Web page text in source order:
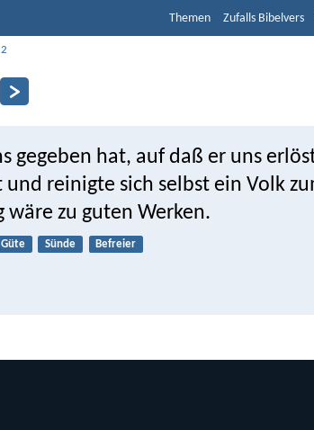
Themen Zufalls Bibelvers
2
gegeben hat, auf daß er uns
reinigte sich selbst ein Volk
wäre zu guten Werken.
Güte Sünde Befreier